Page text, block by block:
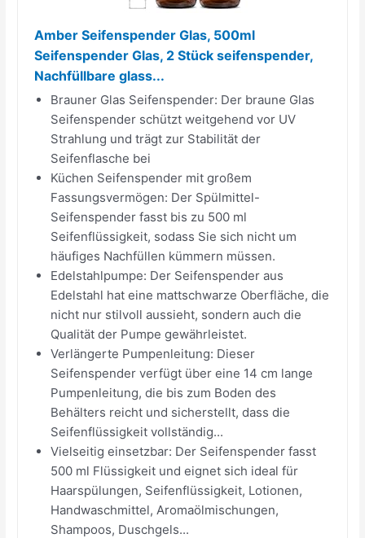
Amber Seifenspender Glas, 500ml
Seifenspender Glas, 2 Stück seifenspender,
Nachfüllbare glass...
Brauner Glas Seifenspender: Der braune Glas
Seifenspender schützt weitgehend vor UV
Strahlung und trägt zur Stabilität der
Seifenflasche bei
Küchen Seifenspender mit großem
Fassungsvermögen: Der Spülmittel-
Seifenspender fasst bis zu 500 ml
Seifenflüssigkeit, sodass Sie sich nicht um
häufiges Nachfüllen kümmern müssen.
Edelstahlpumpe: Der Seifenspender aus
Edelstahl hat eine mattschwarze Oberfläche, die
nicht nur stilvoll aussieht, sondern auch die
Qualität der Pumpe gewährleistet.
Verlängerte Pumpenleitung: Dieser
Seifenspender verfügt über eine 14 cm lange
Pumpenleitung, die bis zum Boden des
Behälters reicht und sicherstellt, dass die
Seifenflüssigkeit vollständig...
Vielseitig einsetzbar: Der Seifenspender fasst
500 ml Flüssigkeit und eignet sich ideal für
Haarspülungen, Seifenflüssigkeit, Lotionen,
Handwaschmittel, Aromaölmischungen,
Shampoos, Duschgels...